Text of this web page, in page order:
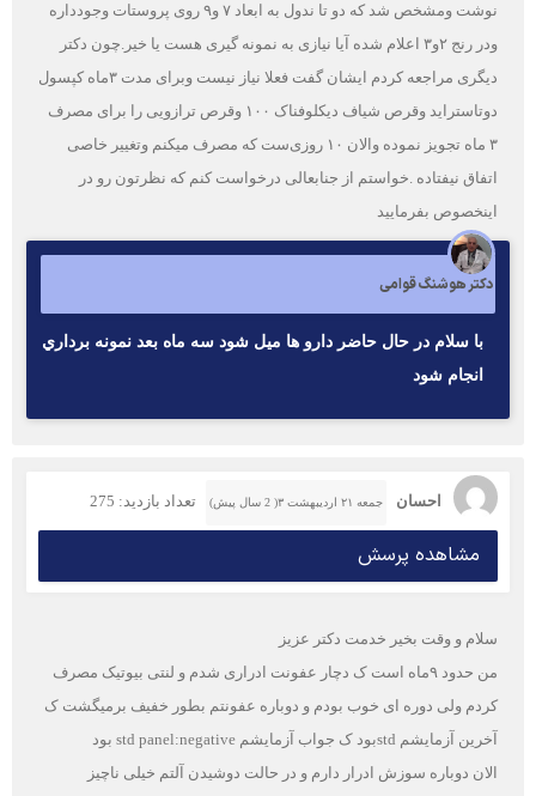
نوشت ومشخص شد که دو تا ندول به ابعاد ۷ و۹ روی پروستات وجودداره
ودر رنج ۲و۳ اعلام شده آیا نیازی به نمونه گیری هست یا خیر.چون دکتر
دیگری مراجعه کردم ایشان گفت فعلا نیاز نیست وبرای مدت ۳ماه کپسول
دوتاستراید وقرص شیاف دیکلوفناک ۱۰۰ وقرص ترازویی را برای مصرف
۳ ماه تجویز نموده والان ۱۰ روزی‌ست که مصرف میکنم وتغییر خاصی
اتفاق نیفتاده .خواستم از جنابعالی درخواست کنم که نظرتون رو در
اینخصوص بفرمایید
دکتر هوشنگ قوامی
با سلام در حال حاضر دارو ها ميل شود سه ماه بعد نمونه برداري
انجام شود
احسان جمعه ۲۱ اردیبهشت ۳( 2 سال پیش) تعداد بازدید: 275
مشاهده پرسش
سلام و وقت بخیر خدمت دکتر عزیز
من حدود ۹ماه است ک دچار عفونت ادراری شدم و لنتی بیوتیک مصرف
کردم ولی دوره ای خوب بودم و دوباره عفونتم بطور خفیف برمیگشت ک
آخرین آزمایشم stdبود ک جواب آزمایشم std panel:negative بود
الان دوباره سوزش ادرار دارم و در حالت دوشیدن آلتم خیلی ناچیز